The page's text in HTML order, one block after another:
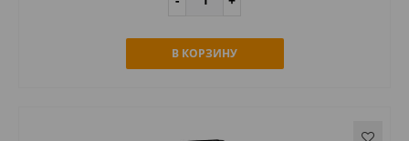
В КОРЗИНУ